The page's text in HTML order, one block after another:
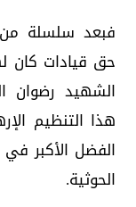
فبعد سلسلة من
حق قيادات كان
الشهيد رضوان
هذا التنظيم
الفضل الأكبر
الحوثية.